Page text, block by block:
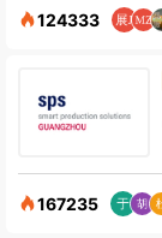
124333
167235